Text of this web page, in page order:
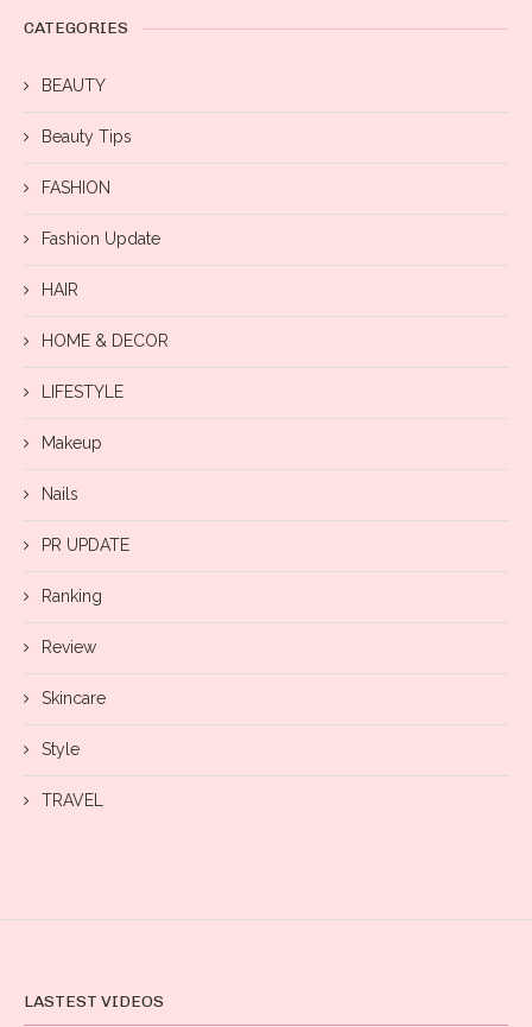
CATEGORIES
BEAUTY
Beauty Tips
FASHION
Fashion Update
HAIR
HOME & DECOR
LIFESTYLE
Makeup
Nails
PR UPDATE
Ranking
Review
Skincare
Style
TRAVEL
LASTEST VIDEOS